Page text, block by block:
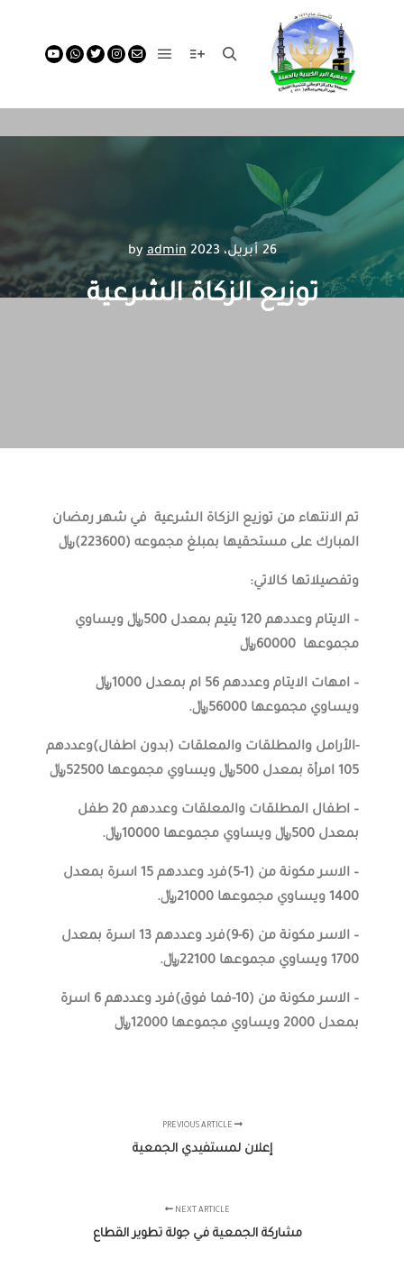
26 أبريل، 2023 by
admin
توزيع الزكاة الشرعية
تم الانتهاء من توزيع الزكاة الشرعية في شهر رمضان
المبارك على مستحقيها بمبلغ مجموعه (223600)﷼
وتفصيلاتها كالاتي:
– الايتام وعددهم 120 يتيم بمعدل 500﷼ ويساوي
مجموعها 60000﷼
– امهات الايتام وعددهم 56 ام بمعدل 1000﷼
ويساوي مجموعها 56000﷼.
-الأرامل والمطلقات والمعلقات (بدون اطفال)وعددهم
105 امرأة بمعدل 500﷼ ويساوي مجموعها 52500﷼
– اطفال المطلقات والمعلقات وعددهم 20 طفل
بمعدل 500﷼ ويساوي مجموعها 10000﷼.
– الاسر مكونة من (1-5)فرد وعددهم 15 اسرة بمعدل
1400 ويساوي مجموعها 21000﷼.
– الاسر مكونة من (6-9)فرد وعددهم 13 اسرة بمعدل
1700 ويساوي مجموعها 22100﷼.
– الاسر مكونة من (10-فما فوق)فرد وعددهم 6 اسرة
بمعدل 2000 ويساوي مجموعها 12000﷼
إعلان لمستفيدي الجمعية
NEXT ARTICLE
مشاركة الجمعية في جولة تطوير القطاع